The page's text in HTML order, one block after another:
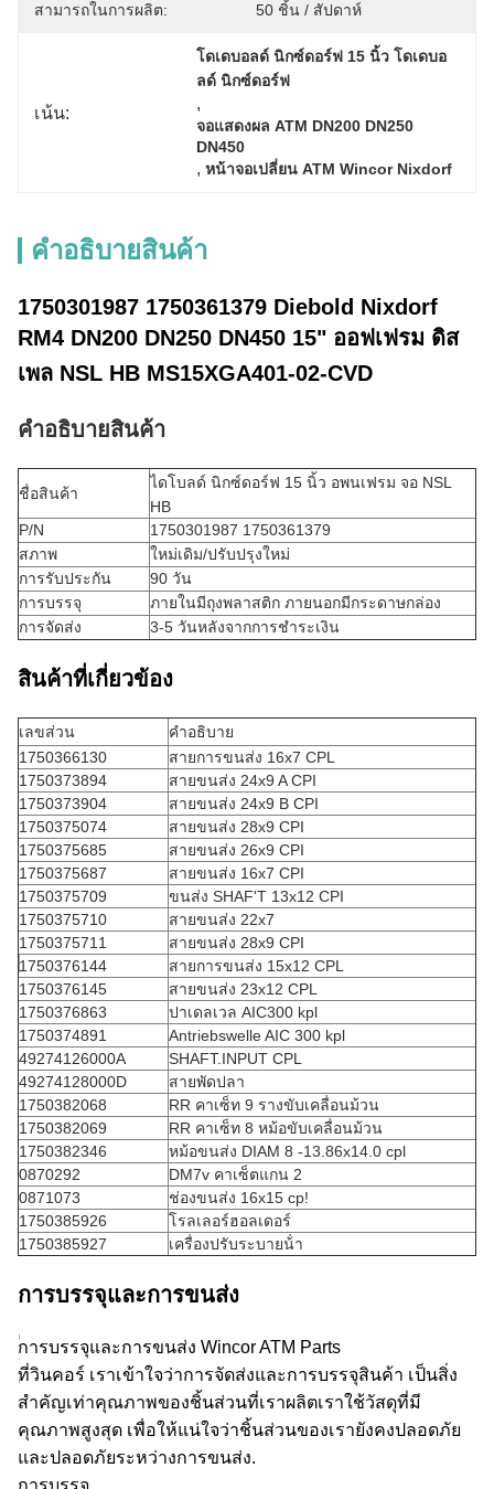
สามารถในการผลิต: 50 ชิ้น / สัปดาห์
เน้น:
โดเดบอลด์ นิกซ์ดอร์ฟ 15 นิ้ว โดเดบอ
ลด์ นิกซ์ดอร์ฟ
,
จอแสดงผล ATM DN200 DN250
DN450
, หน้าจอเปลี่ยน ATM Wincor Nixdorf
คําอธิบายสินค้า
1750301987 1750361379 Diebold Nixdorf
RM4 DN200 DN250 DN450 15" ออฟเฟรม ดิส
เพล NSL HB MS15XGA401-02-CVD
คําอธิบายสินค้า
ชื่อสินค้า
ไดโบลด์ นิกซ์ดอร์ฟ 15 นิ้ว อพนเฟรม จอ NSL
HB
P/N
1750301987 1750361379
สภาพ
ใหม่เดิม/ปรับปรุงใหม่
การรับประกัน
90 วัน
การบรรจุ
ภายในมีถุงพลาสติก ภายนอกมีกระดาษกล่อง
การจัดส่ง
3-5 วันหลังจากการชําระเงิน
สินค้าที่เกี่ยวข้อง
เลขส่วน
คําอธิบาย
1750366130
สายการขนส่ง 16x7 CPL
1750373894
สายขนส่ง 24x9 A CPI
1750373904
สายขนส่ง 24x9 B CPI
1750375074
สายขนส่ง 28x9 CPI
1750375685
สายขนส่ง 26x9 CPI
1750375687
สายขนส่ง 16x7 CPI
1750375709
ขนส่ง SHAF'T 13x12 CPI
1750375710
สายขนส่ง 22x7
1750375711
สายขนส่ง 28x9 CPI
1750376144
สายการขนส่ง 15x12 CPL
1750376145
สายขนส่ง 23x12 CPL
1750376863
ปาเดลเวล AIC300 kpl
1750374891
Antriebswelle AIC 300 kpl
49274126000A
SHAFT.INPUT CPL
49274128000D
สายพัดปลา
1750382068
RR คาเซ็ท 9 รางขับเคลื่อนม้วน
1750382069
RR คาเซ็ท 8 หม้อขับเคลื่อนม้วน
1750382346
หม้อขนส่ง DIAM 8 -13.86x14.0 cpl
0870292
DM7v คาเซ็ตแกน 2
0871073
ช่องขนส่ง 16x15 cp!
1750385926
โรลเลอร์ฮอลเดอร์
1750385927
เครื่องปรับระบายน้ํา
การบรรจุและการขนส่ง
การบรรจุและการขนส่ง Wincor ATM Parts
ที่วินคอร์ เราเข้าใจว่าการจัดส่งและการบรรจุสินค้า เป็นสิ่ง
สําคัญเท่าคุณภาพของชิ้นส่วนที่เราผลิตเราใช้วัสดุที่มี
คุณภาพสูงสุด เพื่อให้แน่ใจว่าชิ้นส่วนของเรายังคงปลอดภัย
และปลอดภัยระหว่างการขนส่ง.
การบรรจุ